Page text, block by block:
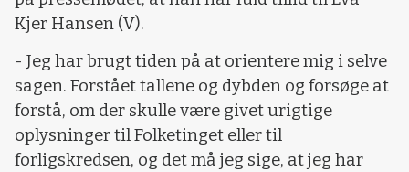
Kjer Hansen (V).
- Jeg har brugt tiden på at orientere mig i selve
sagen. Forstået tallene og dybden og forsøge at
forstå, om der skulle være givet urigtige
oplysninger til Folketinget eller til
forligskredsen, og det må jeg sige, at jeg har